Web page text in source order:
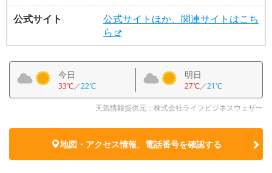
公式サイト
公式サイトほか、関連サイトはこち
ら
今日
33℃／22℃
明日
27℃／21℃
天気情報提供元：株式会社ライフビジネスウェザー
地図・アクセス情報、電話番号を確認する